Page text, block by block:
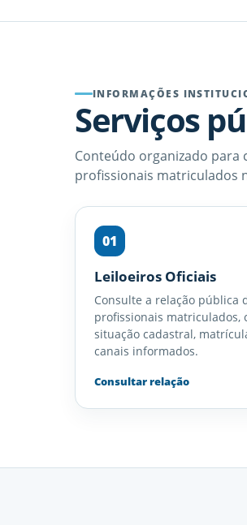
INFORMAÇÕES
Serviços
Conteúdo organizado para
profissionais matriculados
01
Leiloeiros Oficiais
Consulte a relação pública
profissionais matriculados,
situação cadastral,
canais informados.
Consultar relação